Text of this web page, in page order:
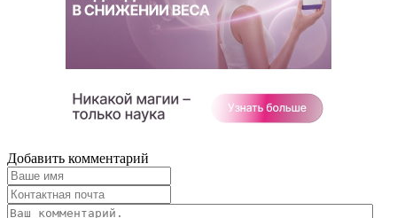
Добавить комментарий